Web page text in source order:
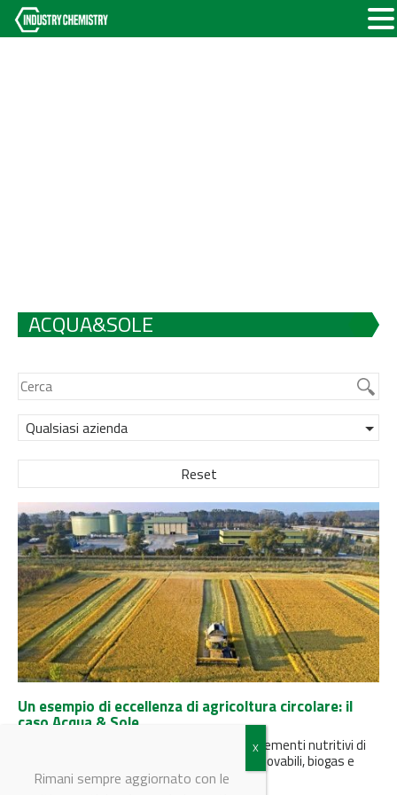
ACQUA&SOLE
Qualsiasi azienda
Reset
Un esempio di eccellenza di agricoltura circolare: il
caso Acqua & Sole
Visita all’impianto di Centro di recupero di elementi nutritivi di
Vellezzo Bellini che produce fertilizzanti rinnovabili, biogas e
biometano. Acqua...
Rimani sempre aggiornato con le